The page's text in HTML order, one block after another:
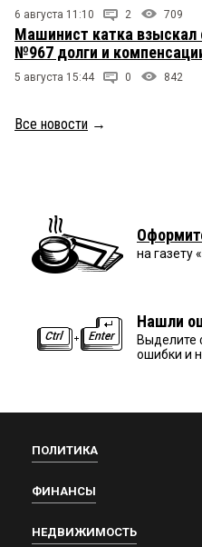
6 августа 11:10 2 709
Машинист катка взыскал
№967 долги и
5 августа 15:44 0 842
Все новости →
на газету
Нашли
Выделите
ошибки и
ПОЛИТИКА
ФИНАНСЫ
НЕДВИЖИМОСТЬ